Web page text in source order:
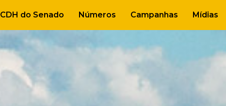
CDH do Senado Números Campanhas Mídias